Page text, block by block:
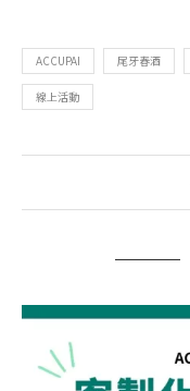
ACCUPAI 尾牙春酒
線上活動